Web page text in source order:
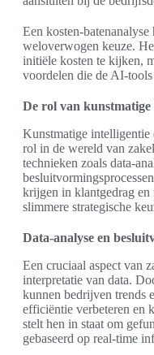
Een kosten-
weloverwogen keuze.
initiële kosten te kijken,
voordelen die de AI-
De rol van
Kunstmatige intelligentie
rol in de wereld van
technieken zoals data-
krijgen in klantgedrag en
slimmere strategische
Data-analyse en
Een cruciaal aspect van
interpretatie van data.
kunnen bedrijven trends
efficiëntie verbeteren en
stelt hen in staat om
gebaseerd op real-time